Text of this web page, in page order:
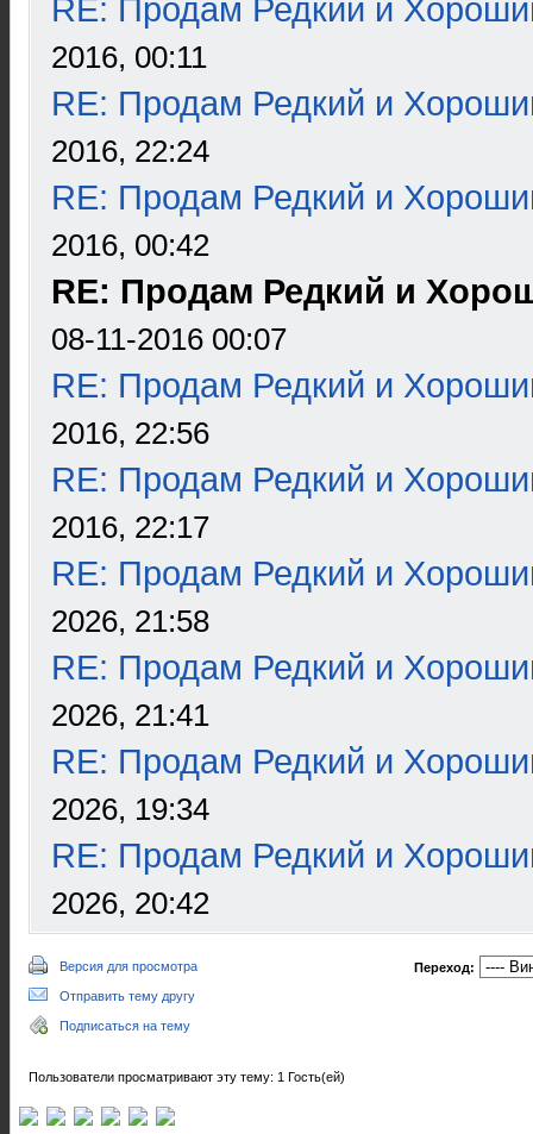
RE: Продам Редкий и
2016, 00:11
RE: Продам Редкий и
2016, 22:24
RE: Продам Редкий и
2016, 00:42
RE: Продам Редкий и
08-11-2016 00:07
RE: Продам Редкий и
2016, 22:56
RE: Продам Редкий и
2016, 22:17
RE: Продам Редкий и
2026, 21:58
RE: Продам Редкий и
2026, 21:41
RE: Продам Редкий и
2026, 19:34
RE: Продам Редкий и
2026, 20:42
Версия для просмотра
Отправить тему другу
Подписаться на тему
Переход:
Пользователи просматривают эту тему: 1 Гость(ей)